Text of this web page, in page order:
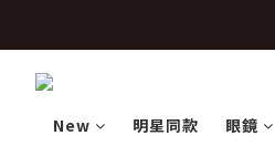
New 明星同款 眼鏡